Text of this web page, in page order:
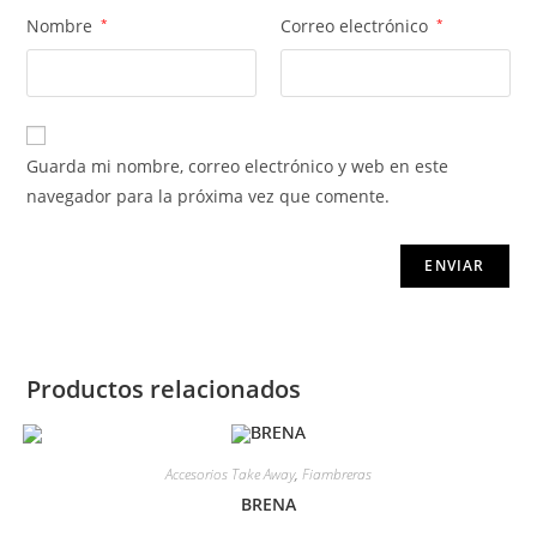
Nombre * Correo electrónico *
Guarda mi nombre, correo electrónico y web en este
navegador para la próxima vez que comente.
Productos relacionados
Accesorios Take Away, Fiambreras
BRENA